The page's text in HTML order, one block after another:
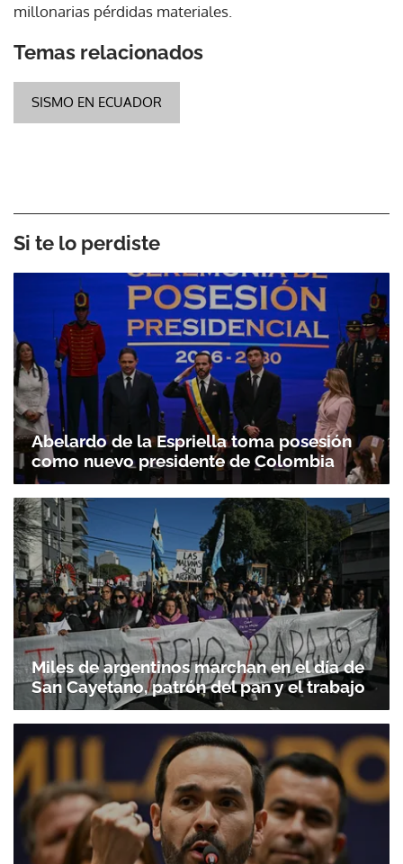
millonarias pérdidas materiales.
Temas relacionados
SISMO EN ECUADOR
Si te lo perdiste
Abelardo de la Espriella toma posesión
como nuevo presidente de Colombia
Miles de argentinos marchan en el día de
San Cayetano, patrón del pan y el trabajo